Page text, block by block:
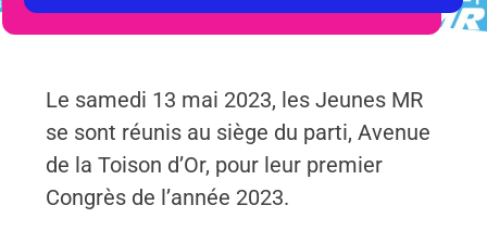
Le samedi 13 mai 2023, les Jeunes MR
se sont réunis au siège du parti, Avenue
de la Toison d’Or, pour leur premier
Congrès de l’année 2023.